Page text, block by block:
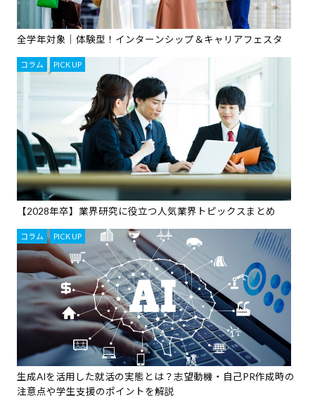
全学年対象｜体験型！インターンシップ＆キャリアフェスタ
コラム PICK UP
【2028年卒】業界研究に役立つ人気業界トピックスまとめ
コラム , PICK UP
生成AIを活用した就活の実態とは？志望動機・自己PR作成時の
注意点や学生支援のポイントを解説